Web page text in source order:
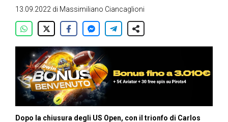
13.09.2022 di Massimiliano Ciancaglioni
Dopo la chiusura degli US Open, con il trionfo di Carlos